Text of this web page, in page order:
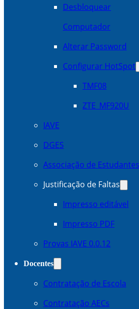
Desbloquear
Computador
Alterar Password
Configurar HotSpot
TMF08
ZTE_MF920U
IAVE
DGES
Associação de Estudantes
Justificação de Faltas
Impresso editável
Impresso PDF
Provas IAVE 0.0.12
Docentes
Contratação de Escola
Contratação AECs